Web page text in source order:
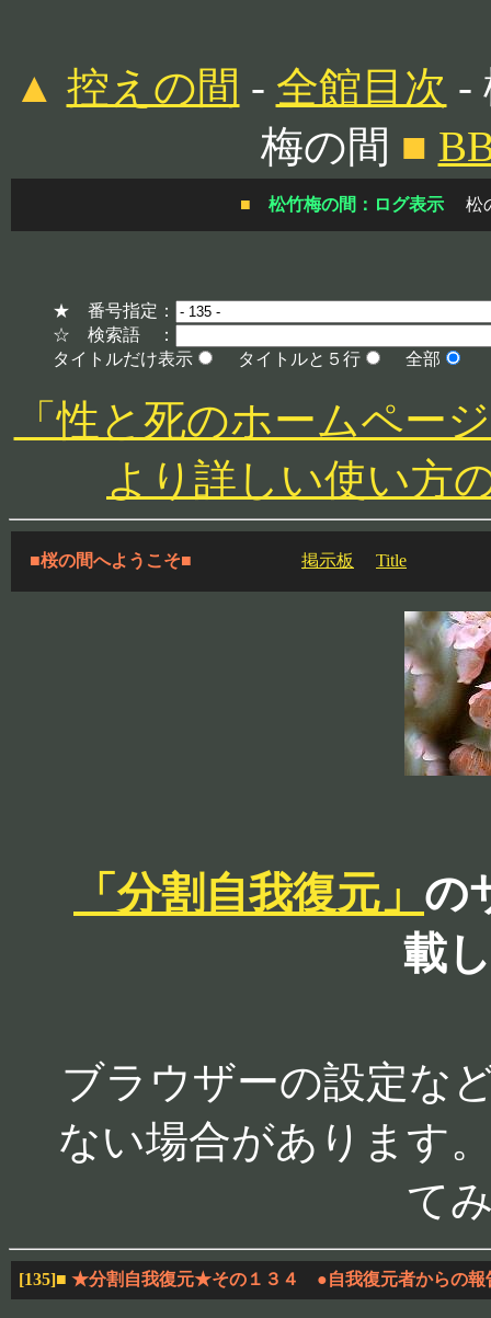
▲ 控えの間 - 全館目次 -
梅の間 ■
■ 松竹梅の間：ログ表示 松
★ 番号指定：
☆ 検索語 ：
タイトルだけ表示
タイトルと５行 全部
「性と死のホームペー
より詳しい使い方
■桜の間へようこそ■ 掲示板 Title
「分割自我復元」 の
載
ブラウザーの設定な
ない場合があります
て
[135]■ ★分割自我復元★その１３４ ●自我復元者からの報